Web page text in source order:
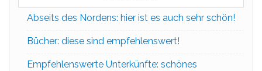
Abseits des Nordens: hier ist es auch sehr schön!
Bücher: diese sind empfehlenswert!
Empfehlenswerte Unterkünfte: schönes